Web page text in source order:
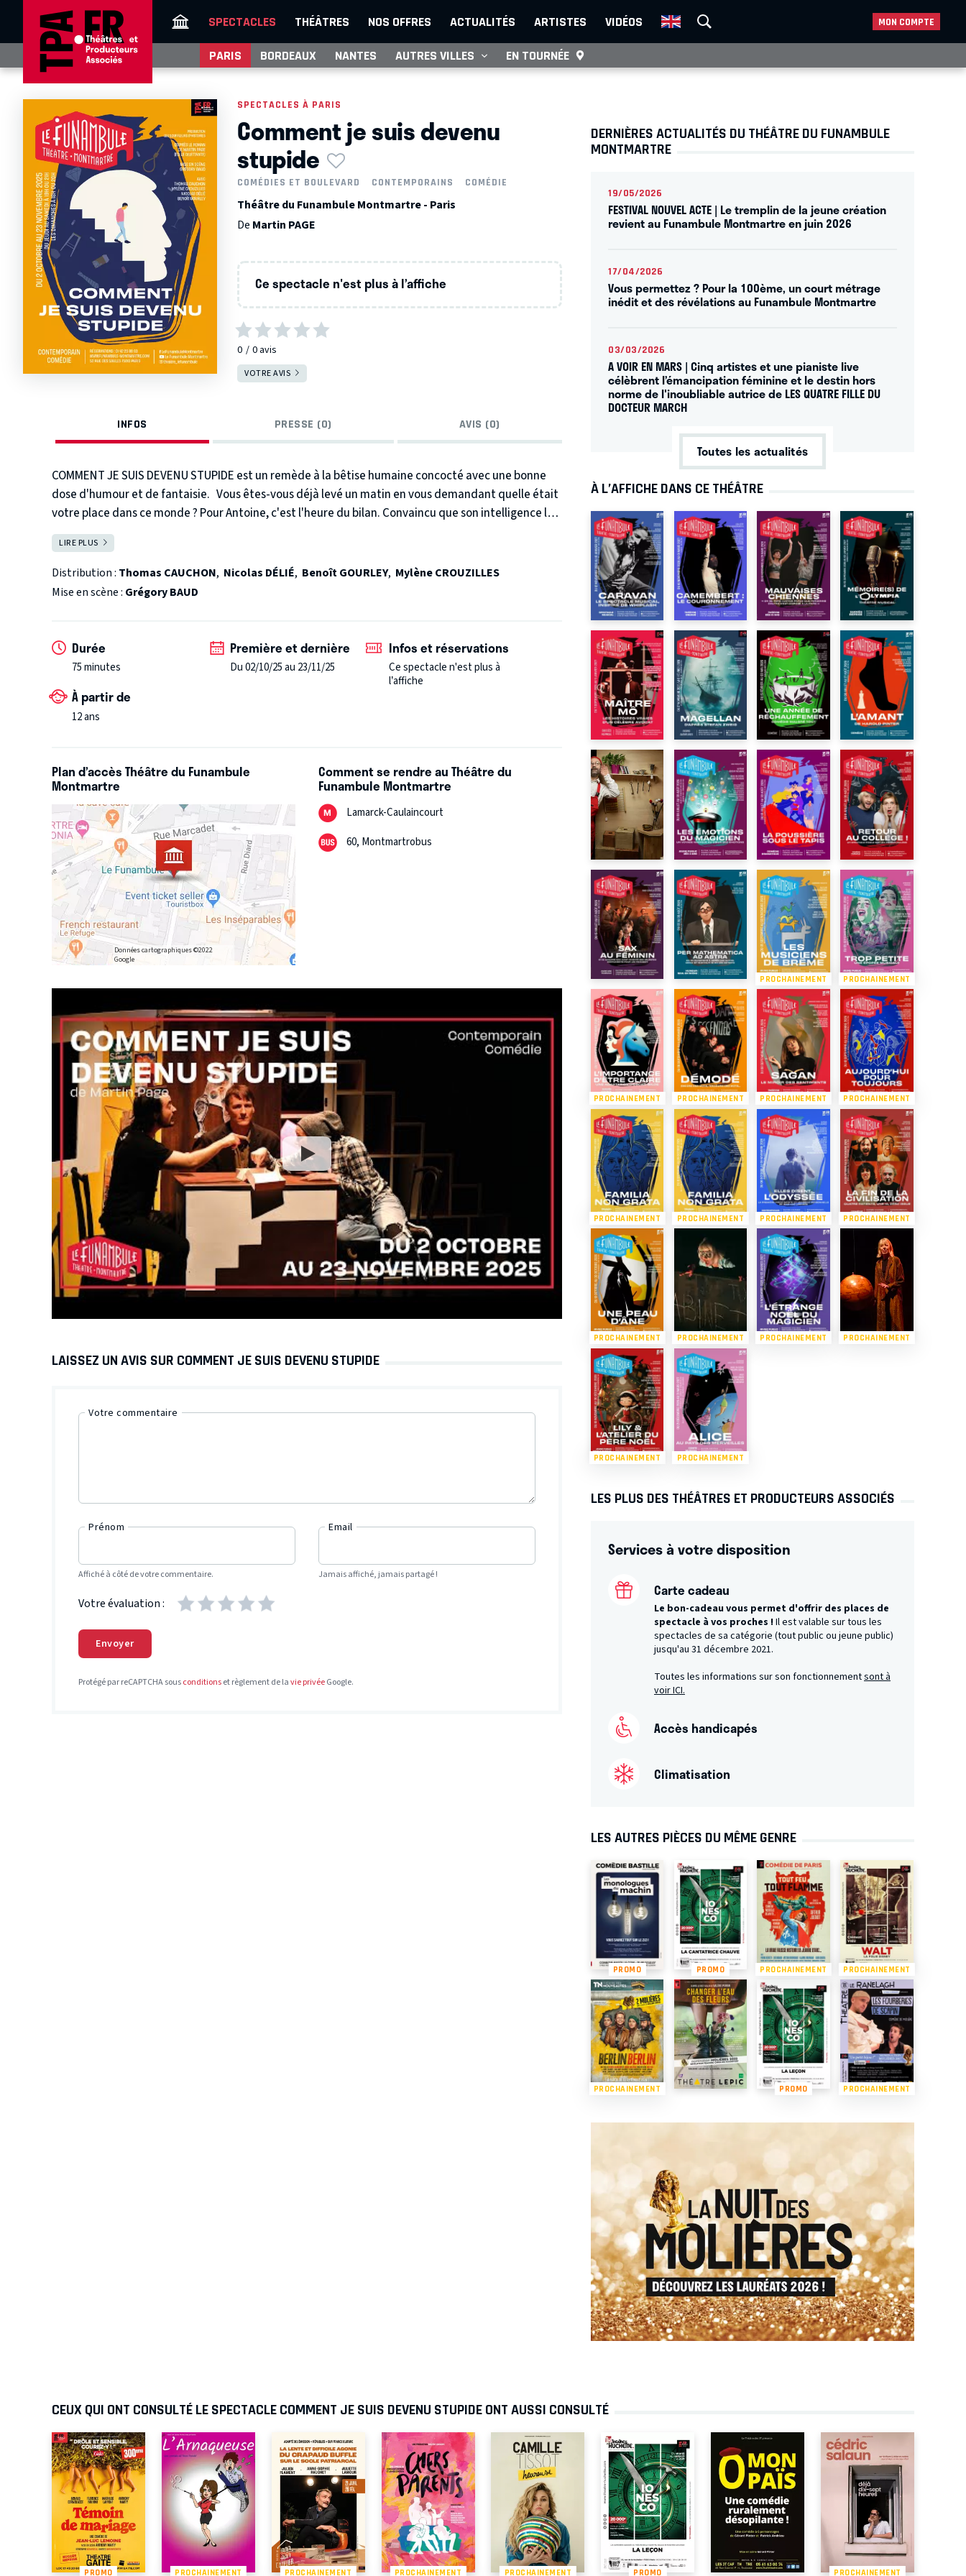
SPECTACLES THÉÂTRES NOS OFFRES ACTUALITÉS ARTISTES VIDÉOS MON COMPTE
PARIS BORDEAUX NANTES AUTRES VILLES EN TOURNÉE
SPECTACLES À PARIS
Comment je suis devenu
stupide
COMÉDIES ET BOULEVARD CONTEMPORAINS COMÉDIE
Théâtre du Funambule Montmartre - Paris
De Martin PAGE
Ce spectacle n'est plus à l’affiche
0 0avis
VOTRE AVIS
INFOS PRESSE (0) AVIS (0)
COMMENT JE SUIS DEVENU STUPIDE est un remède à la bêtise humaine concocté avec une bonne
dose d'humour et de fantaisie. Vous êtes-vous déjà levé un matin en vous demandant quelle était
votre place dans ce monde ? Pour Antoine, c'est l'heure du bilan. Convaincu que son intelligence lui
gâche l'existence, ce jeune homme hors norme décide de devenir stupide. Seulement voilà, ne
devient pas stupide qui veut !
LIRE PLUS
Distribution : Thomas CAUCHON, Nicolas DÉLIÉ, Benoît GOURLEY, Mylène CROUZILLES
Mise en scène : Grégory BAUD
Durée
75 minutes
Première et dernière
Du 02/10/25 au 23/11/25
Infos et réservations
Ce spectacle n'est plus à
l’affiche
À partir de
12 ans
Plan d’accès Théâtre du Funambule
Montmartre
Données cartographiques ©2022
Google
Comment se rendre au Théâtre du
Funambule Montmartre
Lamarck-Caulaincourt
60, Montmartrobus
LAISSEZ UN AVIS SUR COMMENT JE SUIS DEVENU STUPIDE
Votre commentaire
Prénom
Affiché à côté de votre commentaire.
Email
Jamais affiché, jamais partagé !
Votre évaluation :
Envoyer
Protégé par reCAPTCHA sousconditionset règlement de lavie privéeGoogle.
DERNIÈRES ACTUALITÉS DU THÉÂTRE DU FUNAMBULE
MONTMARTRE
19/05/2026
FESTIVAL NOUVEL ACTE | Le tremplin de la jeune création
revient au Funambule Montmartre en juin 2026
17/04/2026
Vous permettez ? Pour la 100ème, un court métrage
inédit et des révélations au Funambule Montmartre
03/03/2026
A VOIR EN MARS | Cinq artistes et une pianiste live
célèbrent l’émancipation féminine et le destin hors
norme de l'inoubliable autrice de LES QUATRE FILLE DU
DOCTEUR MARCH
Toutes les actualités
À L’AFFICHE DANS CE THÉÂTRE
PROCHAINEMENT PROCHAINEMENT
PROCHAINEMENT PROCHAINEMENT PROCHAINEMENT PROCHAINEMENT
PROCHAINEMENT PROCHAINEMENT PROCHAINEMENT PROCHAINEMENT
PROCHAINEMENT PROCHAINEMENT PROCHAINEMENT PROCHAINEMENT
PROCHAINEMENT PROCHAINEMENT
LES PLUS DES THÉÂTRES ET PRODUCTEURS ASSOCIÉS
Services à votre disposition
Carte cadeau
Le bon-cadeau vous permet d'offrir des places de
spectacle à vos proches ! Il est valable sur tous les
spectacles de sa catégorie (tout public ou jeune public)
jusqu'au 31 décembre 2021.
Toutes les informations sur son fonctionnementsont à
voir ICI.
Accès handicapés
Climatisation
LES AUTRES PIÈCES DU MÊME GENRE
PROMO PROMO PROCHAINEMENT PROCHAINEMENT
PROCHAINEMENT PROMO PROCHAINEMENT
CEUX QUI ONT CONSULTÉ LE SPECTACLE COMMENT JE SUIS DEVENU STUPIDE ONT AUSSI CONSULTÉ
PROMO PROCHAINEMENT PROCHAINEMENT PROCHAINEMENT PROCHAINEMENT PROMO PROCHAINEMENT